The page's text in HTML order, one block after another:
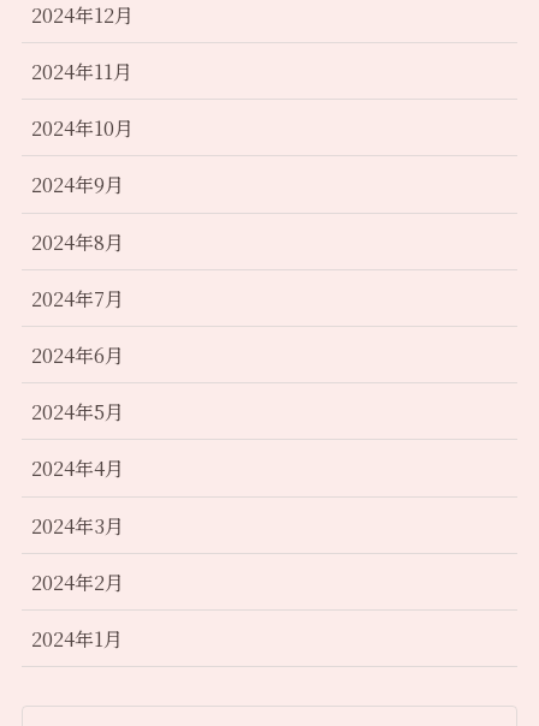
2024年12月
2024年11月
2024年10月
2024年9月
2024年8月
2024年7月
2024年6月
2024年5月
2024年4月
2024年3月
2024年2月
2024年1月